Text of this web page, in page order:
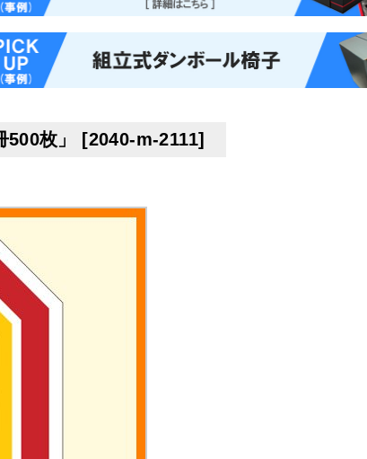
枚」 [2040-m-2111]